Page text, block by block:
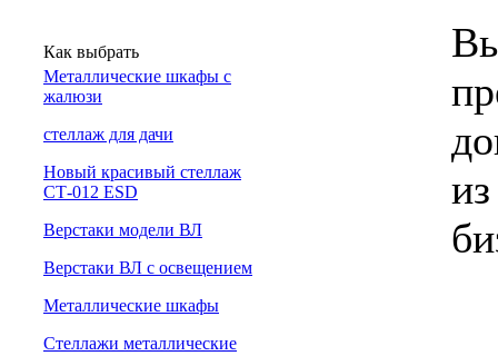
Как выбрать
Металлические шкафы с
жалюзи
cтеллаж для дачи
Новый красивый стеллаж
СТ-012 ESD
Верстаки модели ВЛ
Верстаки ВЛ с освещением
Металлические шкафы
Стеллажи металлические